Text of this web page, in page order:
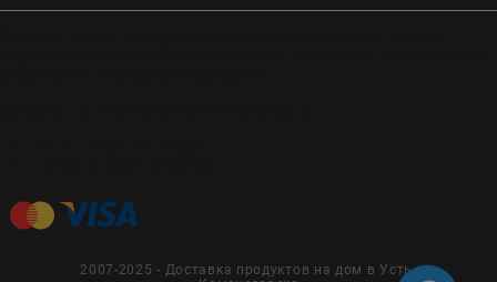
2007-2025 - Доставка продуктов на дом в Усть-